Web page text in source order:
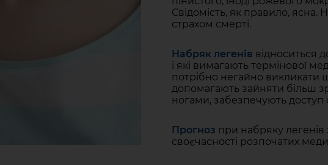
Свідомість, як правило, ясна.
страхом смерті.
Набряк легенів відноситься
і які вимагають термінової
потрібно негайно викликати
допомагають зайняти більш
ногами, забезпечують доступ
Прогноз при набряку
своєчасності розпочатих